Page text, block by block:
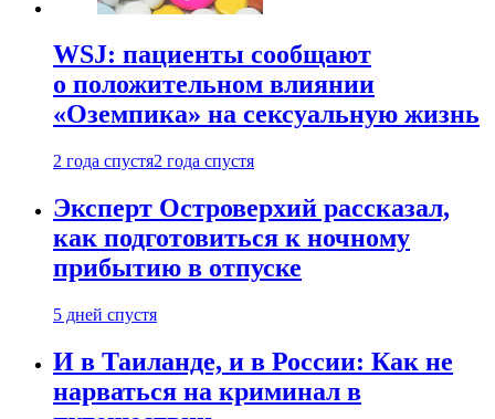
WSJ: пациенты сообщают
о положительном влиянии
«Оземпика» на сексуальную жизнь
2 года спустя2 года спустя
Эксперт Островерхий рассказал,
как подготовиться к ночному
прибытию в отпуске
5 дней спустя
И в Таиланде, и в России: Как не
нарваться на криминал в